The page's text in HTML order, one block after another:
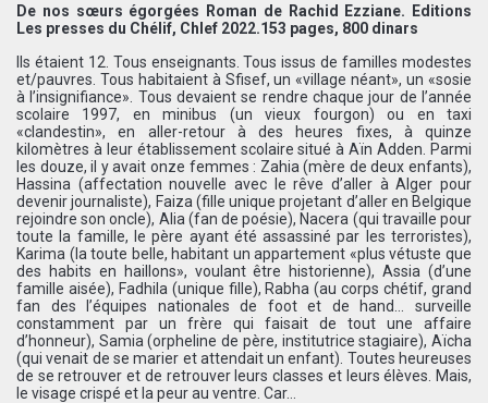
De nos sœurs égorgées Roman de Rachid Ezziane. Editions
Les presses du Chélif, Chlef 2022.153 pages, 800 dinars
Ils étaient 12. Tous enseignants. Tous issus de familles modestes
et/pauvres. Tous habitaient à Sfisef, un «village néant», un «sosie
à l’insignifiance». Tous devaient se rendre chaque jour de l’année
scolaire 1997, en minibus (un vieux fourgon) ou en taxi
«clandestin», en aller-retour à des heures fixes, à quinze
kilomètres à leur établissement scolaire situé à Aïn Adden. Parmi
les douze, il y avait onze femmes : Zahia (mère de deux enfants),
Hassina (affectation nouvelle avec le rêve d’aller à Alger pour
devenir journaliste), Faiza (fille unique projetant d’aller en Belgique
rejoindre son oncle), Alia (fan de poésie), Nacera (qui travaille pour
toute la famille, le père ayant été assassiné par les terroristes),
Karima (la toute belle, habitant un appartement «plus vétuste que
des habits en haillons», voulant être historienne), Assia (d’une
famille aisée), Fadhila (unique fille), Rabha (au corps chétif, grand
fan des l’équipes nationales de foot et de hand… surveille
constamment par un frère qui faisait de tout une affaire
d’honneur), Samia (orpheline de père, institutrice stagiaire), Aïcha
(qui venait de se marier et attendait un enfant). Toutes heureuses
de se retrouver et de retrouver leurs classes et leurs élèves. Mais,
le visage crispé et la peur au ventre. Car…